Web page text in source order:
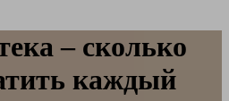
– сколько
каждый